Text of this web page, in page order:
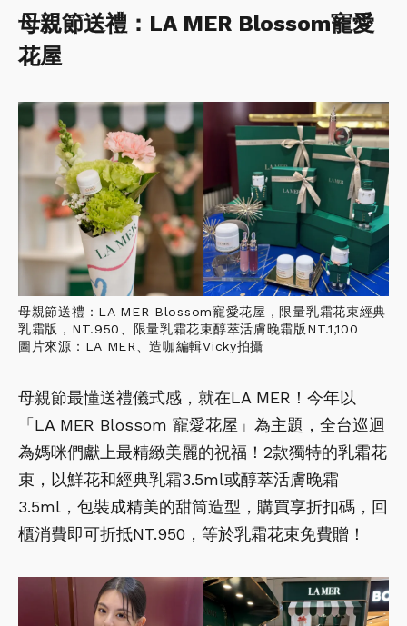
母親節送禮：LA MER Blossom寵愛
花屋
母親節送禮：LA MER Blossom寵愛花屋，限量乳霜花束經典
乳霜版，NT.950、限量乳霜花束醇萃活膚晚霜版NT.1,100
圖片來源：LA MER、造咖編輯Vicky拍攝
母親節最懂送禮儀式感，就在LA MER！今年以
「LA MER Blossom 寵愛花屋」為主題，全台巡迴
為媽咪們獻上最精緻美麗的祝福！2款獨特的乳霜花
束，以鮮花和經典乳霜3.5ml或醇萃活膚晚霜
3.5ml，包裝成精美的甜筒造型，購買享折扣碼，回
櫃消費即可折抵NT.950，等於乳霜花束免費贈！